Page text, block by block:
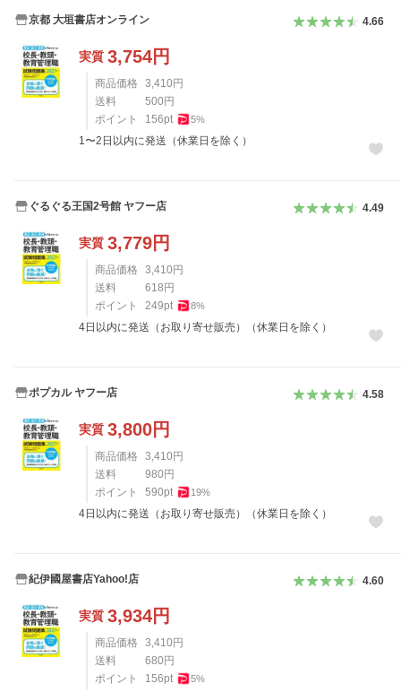
京都 大垣書店オンライン 4.66
実質 3,754円
商品価格 3,410 円
送料
500 円
ポイント
156pt 5%
1〜2日以内に発送（休業日を除く）
ぐるぐる王国2号館 ヤフー店 4.49
実質 3,779円
商品価格 3,410 円
送料
618 円
ポイント
249pt 8%
4日以内に発送（お取り寄せ販売）（休業日を除く）
ポプカル ヤフー店 4.58
実質 3,800円
商品価格 3,410 円
送料
980 円
ポイント
590pt 19%
4日以内に発送（お取り寄せ販売）（休業日を除く）
紀伊國屋書店Yahoo!店 4.60
実質 3,934円
商品価格 3,410 円
送料
680 円
ポイント
156pt 5%